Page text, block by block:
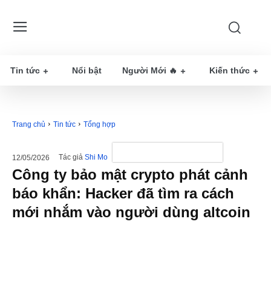
Tin tức Nổi bật Người Mới 🔥 Kiến thức
Trang chủ Tin tức Tổng hợp
12/05/2026 Tác giả Shi Mo
Công ty bảo mật crypto phát cảnh
báo khẩn: Hacker đã tìm ra cách
mới nhắm vào người dùng altcoin